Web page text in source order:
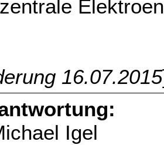
16.07.2015
Igel